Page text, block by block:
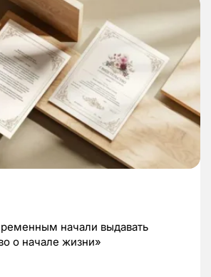
начали выдавать
о начале жизни»